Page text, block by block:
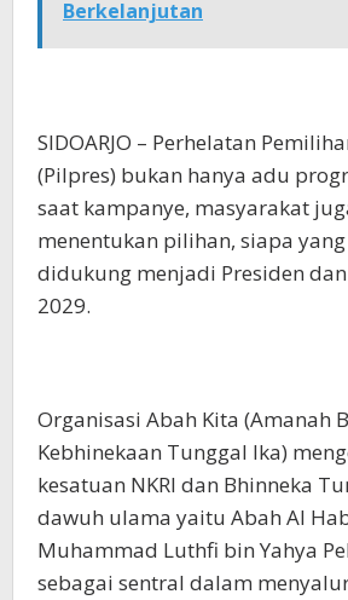
Berkelanjutan
SIDOARJO – Perhelatan
(Pilpres) bukan hanya adu
saat kampanye, masyarakat
menentukan pilihan, siapa
didukung menjadi Presiden
2029.
Organisasi Abah Kita (Amanah
Kebhinekaan Tunggal Ika)
kesatuan NKRI dan Bhinneka
dawuh ulama yaitu Abah Al
Muhammad Luthfi bin Yahya
sebagai sentral dalam